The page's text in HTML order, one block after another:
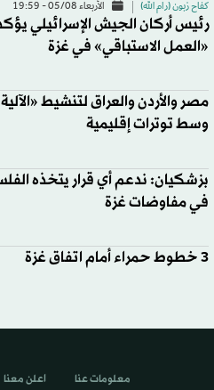
كفاح زبون (رام الله) الأربعاء 05/08 - 19:59
رئيس أركان الجيش الإسرائيلي
«العمل الاستباقي» في غزة
مصر والأردن والعراق لتنشيط «الآلية
وسط توترات إقليمية
بزشكيان: ندعم أي قرار يتخذه
في مفاوضات غزة
3 خطوط حمراء أمام اتفاق غزة
معلومات عنا اعلن معنا